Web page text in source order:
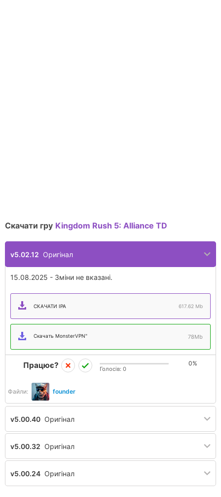
Скачати гру Kingdom Rush 5: Alliance TD
v5.02.12 Оригінал
15.08.2025 - Зміни не вказані.
СКАЧАТИ IPA 617.62 Mb
Скачать MonsterVPN" 78Mb
Файли: founder
Працює? 0%
Голосів: 0
v5.00.40 Оригінал
v5.00.32 Оригінал
v5.00.24 Оригінал